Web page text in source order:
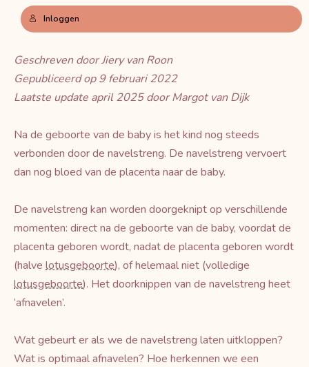
Inloggen
Geschreven door Jiery van Roon
Gepubliceerd op 9 februari 2022
Laatste update april 2025 door Margot van Dijk
Na de geboorte van de baby is het kind nog steeds
verbonden door de navelstreng. De navelstreng vervoert
dan nog bloed van de placenta naar de baby.
De navelstreng kan worden doorgeknipt op verschillende
momenten: direct na de geboorte van de baby, voordat de
placenta geboren wordt, nadat de placenta geboren wordt
(halve lotusgeboorte), of helemaal niet (volledige
lotusgeboorte). Het doorknippen van de navelstreng heet
‘afnavelen’.
Wat gebeurt er als we de navelstreng laten uitkloppen?
Wat is optimaal afnavelen? Hoe herkennen we een